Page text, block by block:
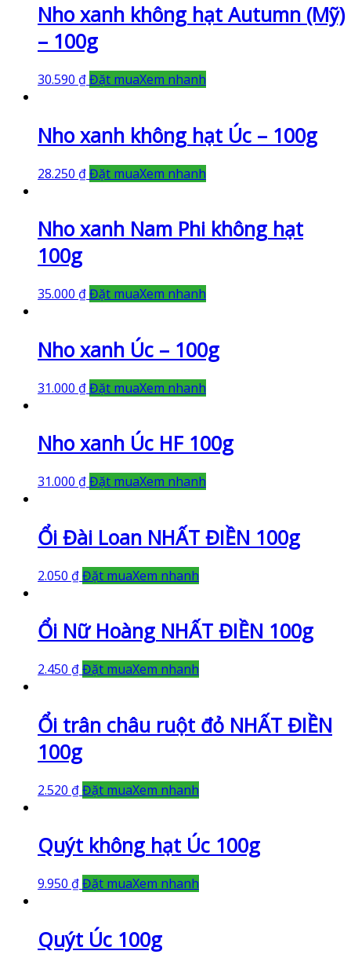
Nho xanh không hạt Autumn (Mỹ)
– 100g
30.590 ₫Đặt muaXem nhanh
Nho xanh không hạt Úc – 100g
28.250 ₫Đặt muaXem nhanh
Nho xanh Nam Phi không hạt
100g
35.000 ₫Đặt muaXem nhanh
Nho xanh Úc – 100g
31.000 ₫Đặt muaXem nhanh
Nho xanh Úc HF 100g
31.000 ₫Đặt muaXem nhanh
Ổi Đài Loan NHẤT ĐIỀN 100g
2.050 ₫Đặt muaXem nhanh
Ổi Nữ Hoàng NHẤT ĐIỀN 100g
2.450 ₫Đặt muaXem nhanh
Ổi trân châu ruột đỏ NHẤT ĐIỀN
100g
2.520 ₫Đặt muaXem nhanh
Quýt không hạt Úc 100g
9.950 ₫Đặt muaXem nhanh
Quýt Úc 100g